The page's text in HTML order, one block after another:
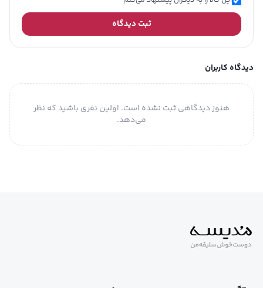
ثبت دیدگاه
دیدگاه کاربران
هنوز دیدگاهی ثبت نشده است. اولین نفری باشید که نظر
می‌دهد.